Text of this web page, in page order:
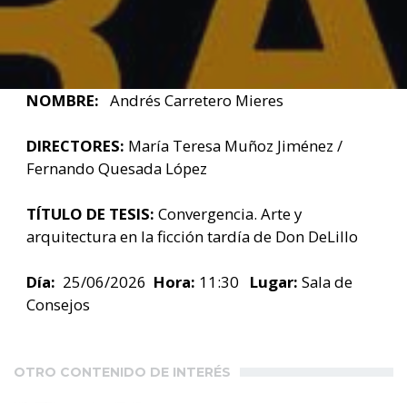
NOMBRE: Andrés Carretero Mieres
DIRECTORES: María Teresa Muñoz Jiménez /
Fernando Quesada López
TÍTULO DE TESIS: Convergencia. Arte y
arquitectura en la ficción tardía de Don DeLillo
Día: 25/06/2026 Hora: 11:30 Lugar: Sala de
Consejos
OTRO CONTENIDO DE INTERÉS